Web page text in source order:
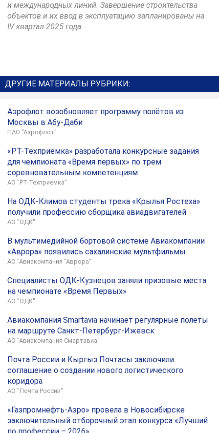
и международных линий. Завершение строительства
объектов и их ввод в эксплуатацию запланированы на
IV квартал 2025 года.
ДРУГИЕ МАТЕРИАЛЫ РУБРИКИ:
Аэрофлот возобновляет программу полётов из
Москвы в Абу-Даби
ПАО "Аэрофлот"
«РТ-Техприемка» разработала конкурсные задания
для чемпионата «Время первых» по трем
соревновательным компетенциям
АО "РТ-Техприемка"
На ОДК-Климов студенты трека «Крылья Ростеха»
получили профессию сборщика авиадвигателей
АО "ОДК"
В мультимедийной бортовой системе Авиакомпании
«Аврора» появились сахалинские мультфильмы
АО "Авиакомпания "Аврора"
Специалисты ОДК-Кузнецов заняли призовые места
на чемпионате «Время Первых»
АО "ОДК"
Авиакомпания Smartavia начинает регулярные полеты
на маршруте Санкт-Петербург-Ижевск
АО "Авиакомпания Смартавиа"
Почта России и Кыргыз Почтасы заключили
соглашение о создании нового логистического
коридора
АО "Почта России"
«Газпромнефть-Аэро» провела в Новосибирске
заключительный отборочный этап конкурса «Лучший